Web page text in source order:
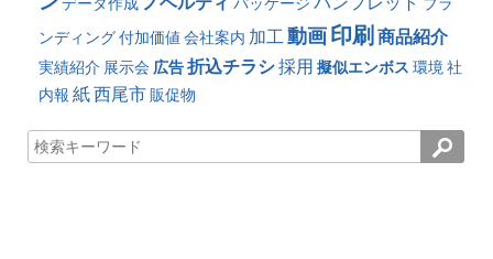
ンディング付加価値 会社案内 加工動画印刷 商品紹介
実績紹介 展示会 広告折込チラシ採用 擬似エンボス 環境 社
内報 紙西尾市 販促物